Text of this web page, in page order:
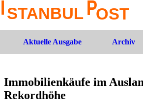
Aktuelle Ausgabe Archiv
Immobilienkäufe im
Rekordhöhe